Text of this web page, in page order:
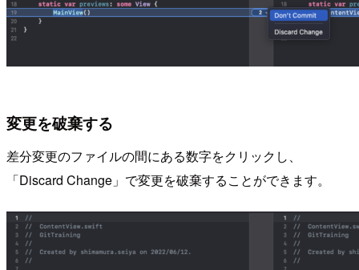
変更を破棄する
差分変更のファイルの間にある数字をクリックし、
「Discard Change」で変更を破棄することができます。